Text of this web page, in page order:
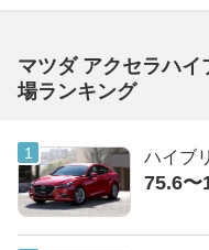
マツダ アクセラハイ
場ランキング
ハイブ
75.6〜